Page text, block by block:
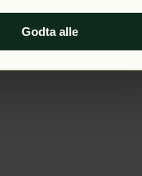
Godta alle